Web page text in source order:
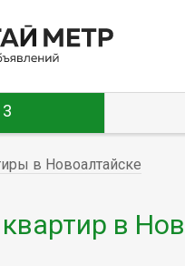
в Новоалтайске
в